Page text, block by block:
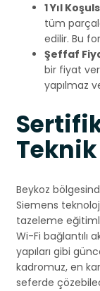
1 Yıl
tüm
edilir. Bu
Şeffaf
bir fiyat
yapılmaz
Beykoz
Siemens
tazeleme
Wi-Fi bağlantılı
yapıları gibi
kadromuz, en
seferde